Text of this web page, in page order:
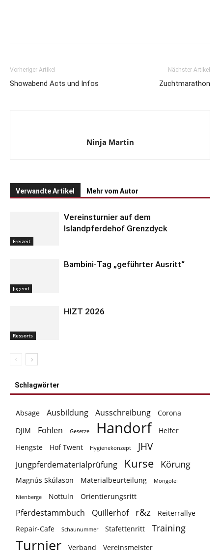
Vorheriger Artikel
Showabend Acts und Infos
Nächster Artikel
Zuchtmarathon
Ninja Martin
Verwandte Artikel Mehr vom Autor
Freizeit
Vereinsturnier auf dem
Islandpferdehof Grenzdyck
Jugend
Bambini-Tag „geführter Ausritt“
Ressorts
HIZT 2026
Schlagwörter
Absage Ausbildung Ausschreibung
Corona
DJIM
Fohlen Gesetze Handorf
Helfer
Hengste
Hof Twent Hygienekonzept JHV
Jungpferdematerialprüfung Kurse Körung
Magnús Skúlason Materialbeurteilung Mongolei
Nienberge Nottuln Orientierungsritt
Pferdestammbuch Quillerhof r&z
Reiterrallye
Repair-Cafe
Schaunummer Stafettenritt Training
Turnier Verband Vereinsmeister